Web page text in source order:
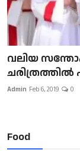
വലിയ
ചരിത്രത്തിൽ
Admin Feb 6, 2019 0
Food